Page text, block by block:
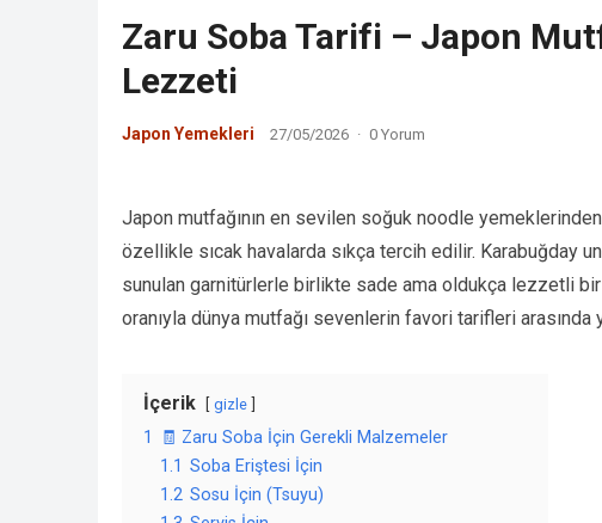
Zaru Soba Tarifi – Japon
Lezzeti
Japon Yemekleri 27/05/2026 · 0 Yorum
Japon mutfağının en sevilen soğuk noodle
özellikle sıcak havalarda sıkça tercih edilir. Karabuğday
sunulan garnitürlerle birlikte sade ama oldukça lezzetli bir
oranıyla dünya mutfağı sevenlerin favori tarifleri arasında
İçerik gizle
1
🧾 Zaru Soba İçin Gerekli Malzemeler
1.1 Soba Eriştesi İçin
1.2 Sosu İçin (Tsuyu)